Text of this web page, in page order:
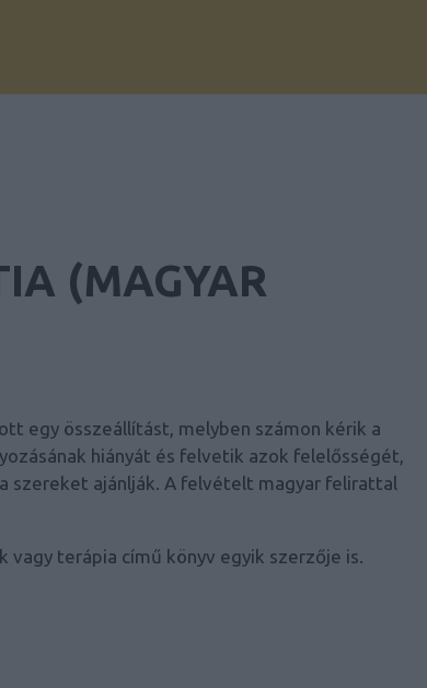
(MAGYAR
egy összeállítást, melyben számon kérik a
hiányát és felvetik azok felelősségét,
szereket ajánlják. A felvételt magyar felirattal
vagy terápia című könyv egyik szerzője is.